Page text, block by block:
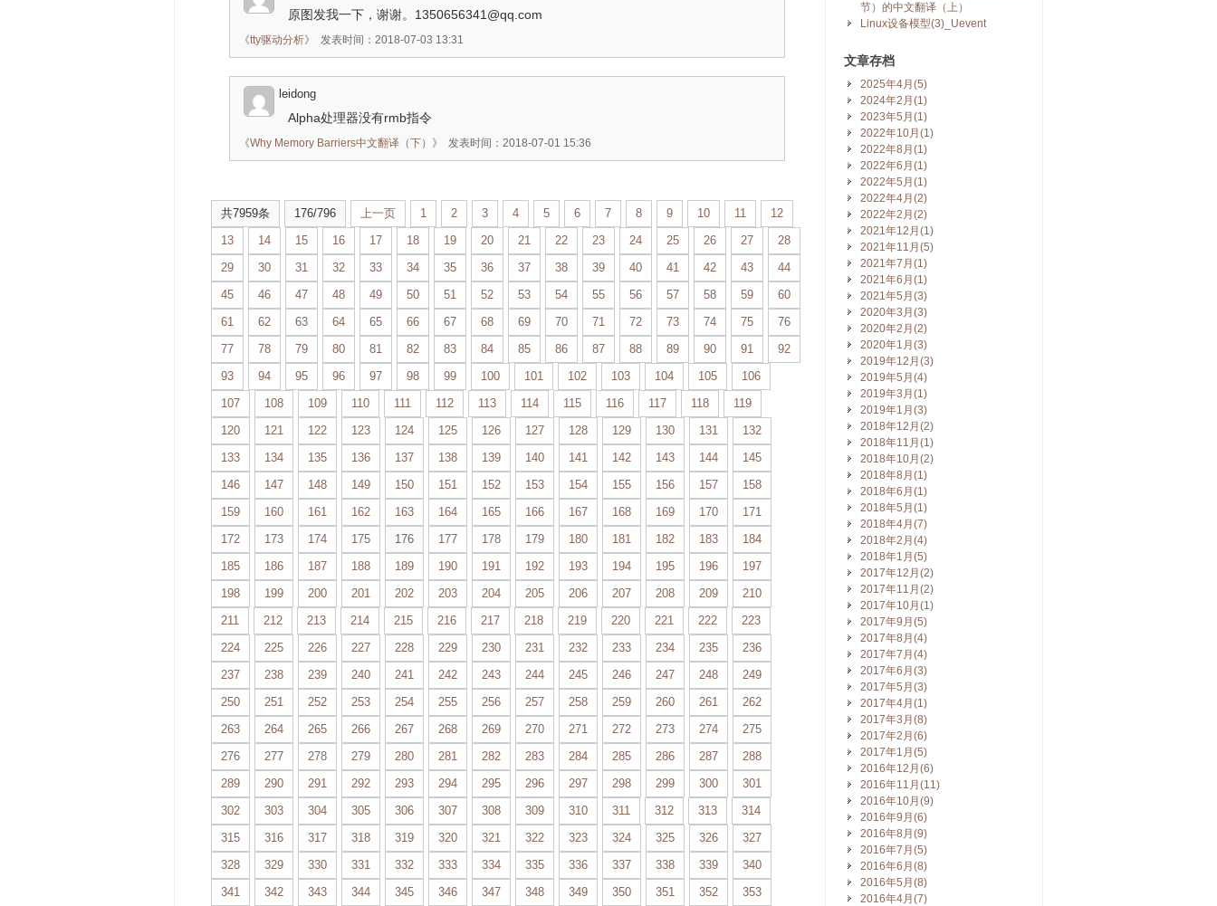
原图发我一下，谢谢。1350656341@qq.com
《tty驱动分析》 发表时间：2018-07-03 13:31
leidong
Alpha处理器没有rmb指令
《Why Memory Barriers中文翻译（下） 》 发表时间：2018-07-01 15:36
共7959条 176/796 上一页 1 2 3 4 5 6 7 8 9 10 11
12
13
14 15 16 17 18 19 20 21 22 23 24 25 26 27
28
29
30 31 32 33 34 35 36 37 38 39 40 41 42 43
44
45
46 47 48 49 50 51 52 53 54 55 56 57 58 59
60
61
62 63 64 65 66 67 68 69 70 71 72 73 74 75
76
77
78 79 80 81 82 83 84 85 86 87 88 89 90 91
92
93
94 95 96 97 98 99 100 101 102 103 104 105
106
107
108 109 110 111 112 113 114 115 116 117 118
119
120
121 122 123 124 125 126 127 128 129 130 131
132
133
134 135 136 137 138 139 140 141 142 143 144
145
146
147 148 149 150 151 152 153 154 155 156 157
158
159
160 161 162 163 164 165 166 167 168 169 170
171
172
173 174 175 176 177 178 179 180 181 182 183
184
185
186 187 188 189 190 191 192 193 194 195 196
197
198
199 200 201 202 203 204 205 206 207 208 209
210
211
212 213 214 215 216 217 218 219 220 221 222
223
224
225 226 227 228 229 230 231 232 233 234 235
236
237
238 239 240 241 242 243 244 245 246 247 248
249
250
251 252 253 254 255 256 257 258 259 260 261
262
263
264 265 266 267 268 269 270 271 272 273 274
275
276
277 278 279 280 281 282 283 284 285 286 287
288
289
290 291 292 293 294 295 296 297 298 299 300
301
302
303 304 305 306 307 308 309 310 311 312 313
314
315
316 317 318 319 320 321 322 323 324 325 326
327
328
329 330 331 332 333 334 335 336 337 338 339
340
341
342 343 344 345 346 347 348 349 350 351 352
353
节）的中文翻译（上）
Linux设备模型(3)_Uevent
文章存档
2025年4月(5)
2024年2月(1)
2023年5月(1)
2022年10月(1)
2022年8月(1)
2022年6月(1)
2022年5月(1)
2022年4月(2)
2022年2月(2)
2021年12月(1)
2021年11月(5)
2021年7月(1)
2021年6月(1)
2021年5月(3)
2020年3月(3)
2020年2月(2)
2020年1月(3)
2019年12月(3)
2019年5月(4)
2019年3月(1)
2019年1月(3)
2018年12月(2)
2018年11月(1)
2018年10月(2)
2018年8月(1)
2018年6月(1)
2018年5月(1)
2018年4月(7)
2018年2月(4)
2018年1月(5)
2017年12月(2)
2017年11月(2)
2017年10月(1)
2017年9月(5)
2017年8月(4)
2017年7月(4)
2017年6月(3)
2017年5月(3)
2017年4月(1)
2017年3月(8)
2017年2月(6)
2017年1月(5)
2016年12月(6)
2016年11月(11)
2016年10月(9)
2016年9月(6)
2016年8月(9)
2016年7月(5)
2016年6月(8)
2016年5月(8)
2016年4月(7)